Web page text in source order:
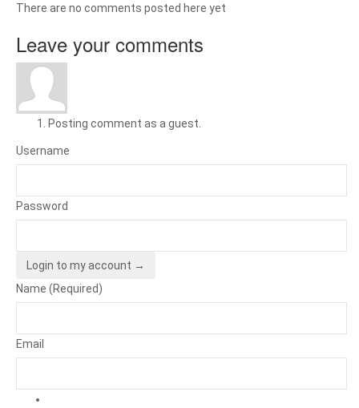
There are no comments posted here yet
Leave your comments
Posting comment as a guest.
Username
Password
Login to my account →
Name (Required)
Email